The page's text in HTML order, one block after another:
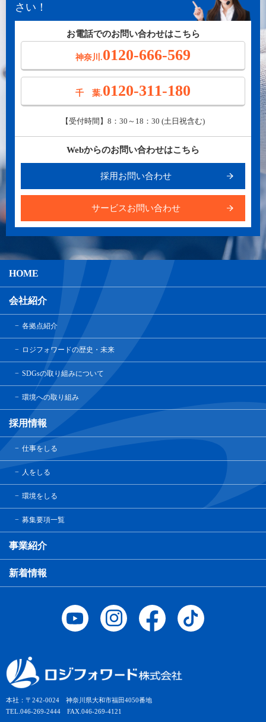
さい！
お電話でのお問い合わせはこちら
神奈川.0120-666-569
千 葉.0120-311-180
【受付時間】8：30～18：30 (土日祝含む)
Webからのお問い合わせはこちら
採用お問い合わせ
サービスお問い合わせ
本社：〒242-0024 神奈川県大和市福田4050番地
TEL.046-269-2444 FAX.046-269-4121
HOME
会社紹介
各拠点紹介
ロジフォワードの歴史・未来
SDGsの取り組みについて
環境への取り組み
採用情報
仕事をしる
人をしる
環境をしる
募集要項一覧
事業紹介
新着情報